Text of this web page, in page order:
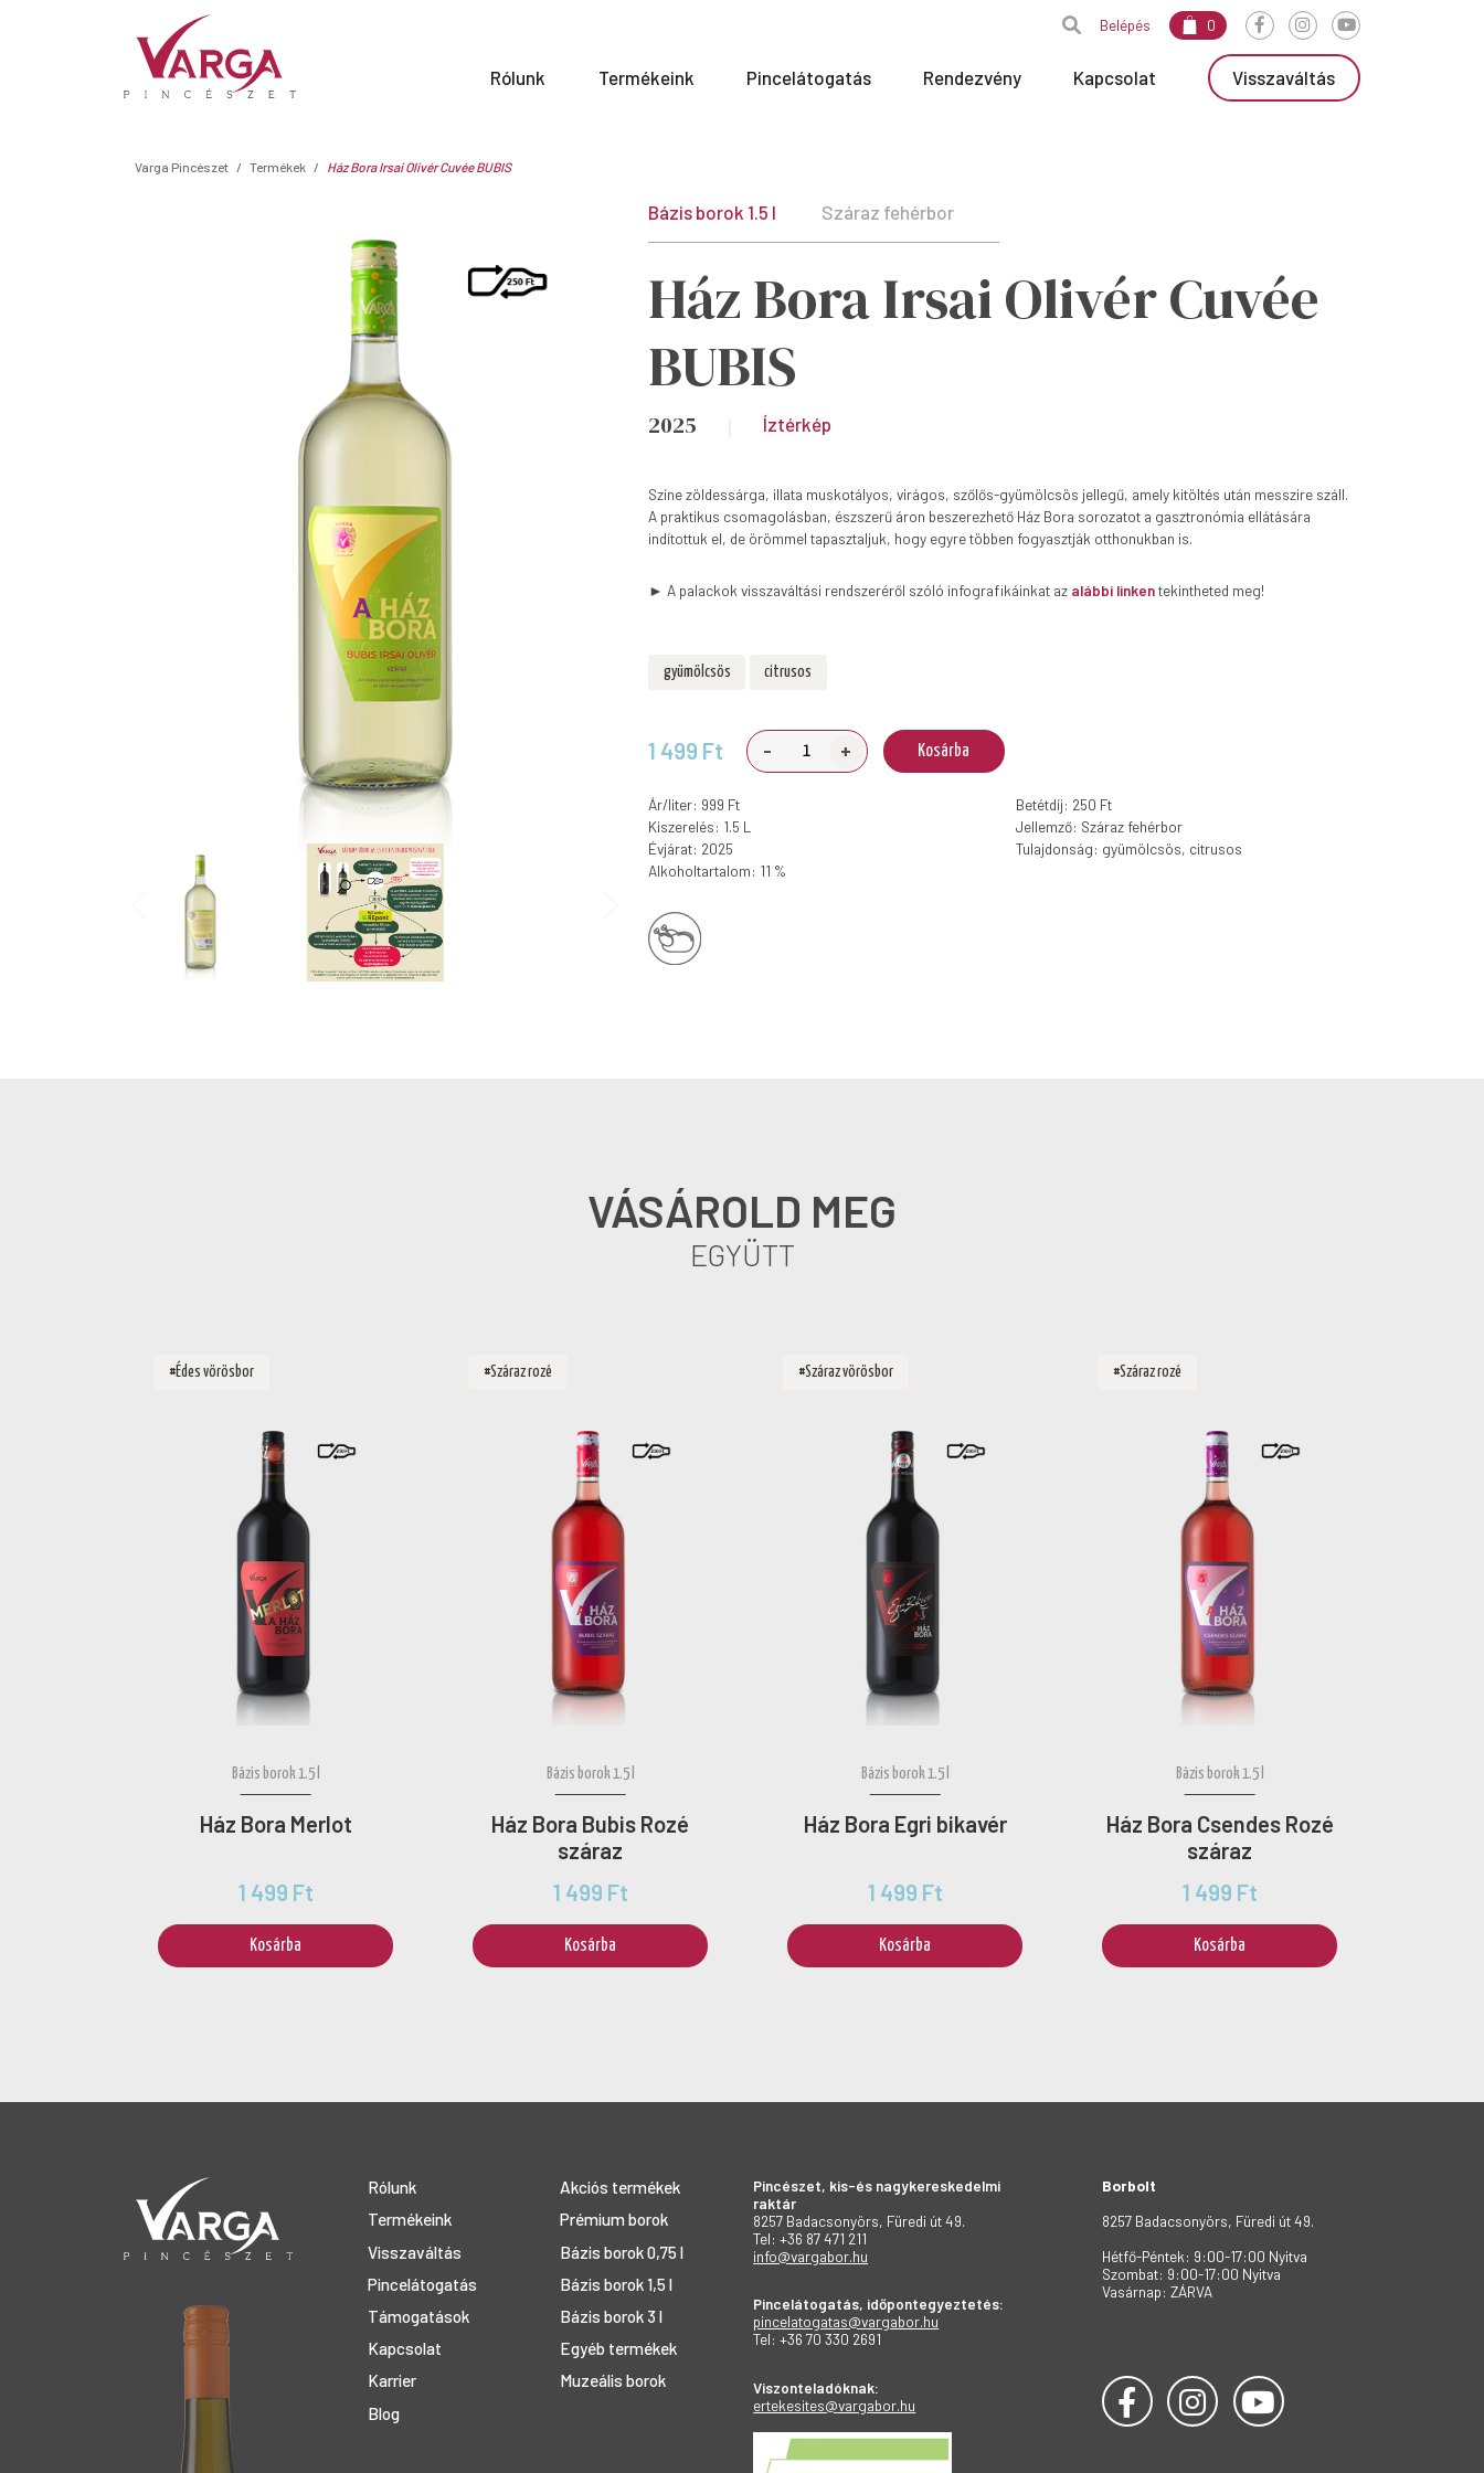
Rólunk Termékeink Pincelátogatás Rendezvény Kapcsolat Visszaváltás
Belépés 0
Varga Pincészet Termékek Ház Bora Irsai Olivér Cuvée BUBIS
Bázis borok 1.5 l Száraz fehérbor
Ház Bora Irsai Olivér Cuvée
BUBIS
2025 Íztérkép
Színe zöldessárga, illata muskotályos, virágos, szőlős-gyümölcsös jellegű, amely kitöltés után messzire száll.
A praktikus csomagolásban, észszerű áron beszerezhető Ház Bora sorozatot a gasztronómia ellátására
indítottuk el, de örömmel tapasztaljuk, hogy egyre többen fogyasztják otthonukban is.
► A palackok visszaváltási rendszeréről szóló infografikáinkat az alábbi linkentekintheted meg!
gyümölcsös citrusos
1 499 Ft - + Kosárba
Ár/liter: 999 Ft
Betétdíj: 250 Ft
Kiszerelés: 1.5 L
Jellemző: Száraz fehérbor
Évjárat: 2025
Tulajdonság: gyümölcsös, citrusos
Alkoholtartalom: 11 %
VÁSÁROLD MEG
EGYÜTT
Bázis borok 1.5 l
Ház Bora Merlot
1 499 Ft
Kosárba
#Édes vörösbor
Bázis borok 1.5 l
Ház Bora Bubis Rozé
száraz
1 499 Ft
Kosárba
#Száraz rozé
Bázis borok 1.5 l
Ház Bora Egri bikavér
1 499 Ft
Kosárba
#Száraz vörösbor
Bázis borok 1.5 l
Ház Bora Csendes Rozé
száraz
1 499 Ft
Kosárba
#Száraz rozé
Rólunk
Termékeink
Visszaváltás
Pincelátogatás
Támogatások
Kapcsolat
Karrier
Blog
Akciós termékek
Prémium borok
Bázis borok 0,75 l
Bázis borok 1,5 l
Bázis borok 3 l
Egyéb termékek
Muzeális borok
Pincészet, kis-és nagykereskedelmi
raktár
8257 Badacsonyörs, Füredi út 49.
Tel: +36 87 471 211
info@vargabor.hu
Pincelátogatás, időpontegyeztetés:
pincelatogatas@vargabor.hu
Tel: +36 70 330 2691
Viszonteladóknak:
ertekesites@vargabor.hu
Borbolt
8257 Badacsonyörs, Füredi út 49.
Hétfő-Péntek: 9:00-17:00 Nyitva
Szombat: 9:00-17:00 Nyitva
Vasárnap: ZÁRVA